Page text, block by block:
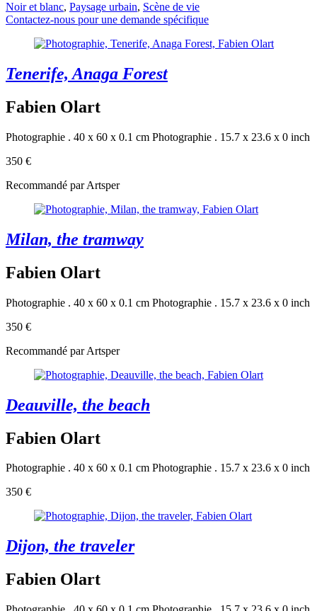
Noir et blanc, Paysage urbain, Scène de vie
Contactez-nous pour une demande spécifique
Tenerife, Anaga Forest
Fabien Olart
Photographie . 40 x 60 x 0.1 cm Photographie . 15.7 x 23.6 x 0 inch
350 €
Recommandé par Artsper
Milan, the tramway
Fabien Olart
Photographie . 40 x 60 x 0.1 cm Photographie . 15.7 x 23.6 x 0 inch
350 €
Recommandé par Artsper
Deauville, the beach
Fabien Olart
Photographie . 40 x 60 x 0.1 cm Photographie . 15.7 x 23.6 x 0 inch
350 €
Dijon, the traveler
Fabien Olart